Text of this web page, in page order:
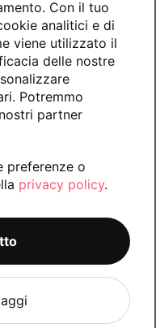
Con il tuo
analitici e di
viene utilizzato il
delle nostre
Potremmo
partner
preferenze o
privacy policy.